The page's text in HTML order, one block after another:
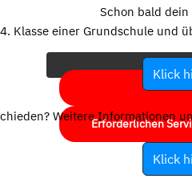
eigentlichen Inhalt
Bitte beachten Sie,
Erforderlichen
Schon bald dein
Klasse einer Grundschule und
Klick
Weitere Informationen
Klick